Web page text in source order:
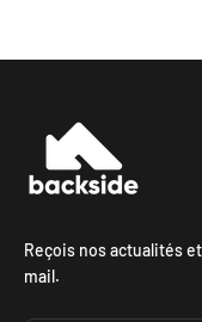
Reçois nos actualités
mail.